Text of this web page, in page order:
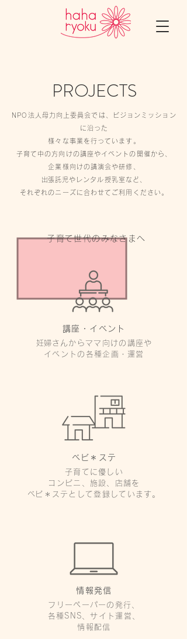
PROJECTS
NPO法人母力向上委員会では、ビジョンミッション
に沿った
様々な事業を行っています。
子育て中の方向けの講座やイベントの開催から、
企業様向けの講演会や研修、
​出張託児やレンタル授乳室など、
それぞれのニーズに合わせてご利用ください。
子育て世代のみなさまへ
講座・イベント
​妊婦さんからママ向けの講座や
イベントの各種企画・運営
ベビ＊ステ
子育てに優しい
コンビニ、施設、店舗を
​ベビ＊ステとして登録しています。
情報発信
フリーペーパーの発行、
各種SNS、サイト運営、
情報配信